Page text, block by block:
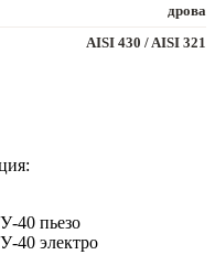
дрова
AISI 430 / AISI 321
40 пьезо
40 электро